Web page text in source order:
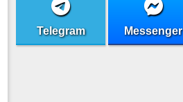
Telegram Messenger